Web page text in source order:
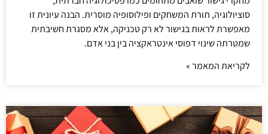
סוציולוגיה, תורת המשחקים ופילוסופיה מוסרית. הבנה עיונית זו
מאפשרת לראות בגישור לא רק טכניקה, אלא מסגרת חשיבתית
שמטרתה שינוי דפוסי אינטראקציה בין בני אדם.
לקריאת המאמר »